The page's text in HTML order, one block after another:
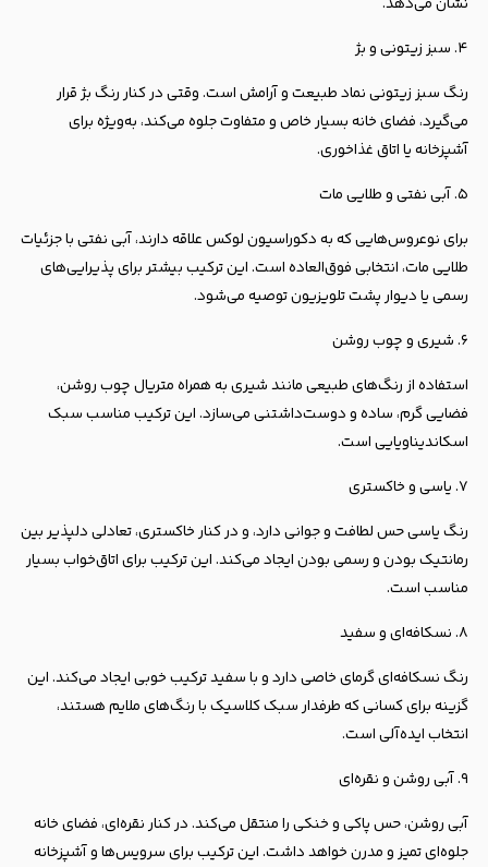
۴. سبز زیتونی و بژ
رنگ سبز زیتونی نماد طبیعت و آرامش است. وقتی در کنار رنگ بژ قرار
می‌گیرد، فضای خانه بسیار خاص و متفاوت جلوه می‌کند، به‌ویژه برای
آشپزخانه یا اتاق غذاخوری.
۵. آبی نفتی و طلایی مات
برای نوعروس‌هایی که به دکوراسیون لوکس علاقه دارند، آبی نفتی با جزئیات
طلایی مات، انتخابی فوق‌العاده است. این ترکیب بیشتر برای پذیرایی‌های
رسمی یا دیوار پشت تلویزیون توصیه می‌شود.
۶. شیری و چوب روشن
استفاده از رنگ‌های طبیعی مانند شیری به همراه متریال چوب روشن،
فضایی گرم، ساده و دوست‌داشتنی می‌سازد. این ترکیب مناسب سبک
اسکاندیناویایی است.
۷. یاسی و خاکستری
رنگ یاسی حس لطافت و جوانی دارد، و در کنار خاکستری، تعادلی دلپذیر بین
رمانتیک بودن و رسمی بودن ایجاد می‌کند. این ترکیب برای اتاق‌خواب بسیار
مناسب است.
۸. نسکافه‌ای و سفید
رنگ نسکافه‌ای گرمای خاصی دارد و با سفید ترکیب خوبی ایجاد می‌کند. این
گزینه برای کسانی که طرفدار سبک کلاسیک با رنگ‌های ملایم هستند،
انتخاب ایده‌آلی است.
۹. آبی روشن و نقره‌ای
آبی روشن، حس پاکی و خنکی را منتقل می‌کند. در کنار نقره‌ای، فضای خانه
جلوه‌ای تمیز و مدرن خواهد داشت. این ترکیب برای سرویس‌ها و آشپزخانه